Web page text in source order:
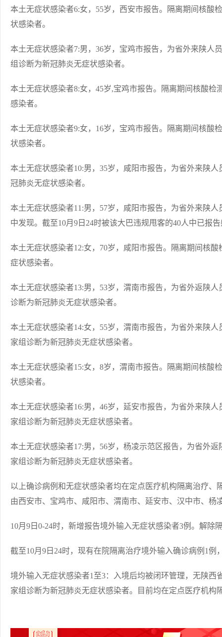
本土无症状感染者6:女，55岁，西安市报告。隔离期间核酸
状感染者。
本土无症状感染者7:男，36岁，宝鸡市报告，为省外来陕人
组诊断为新冠肺炎无症状感染者。
本土无症状感染者8:女，45岁,宝鸡市报告。隔离期间核酸
感染者。
本土无症状感染者9:女，16岁，宝鸡市报告。隔离期间核酸
状感染者。
本土无症状感染者10:男，35岁，咸阳市报告，为省外来陕
冠肺炎无症状感染者。
本土无症状感染者11:男，57岁，咸阳市报告，为省外来陕
中发现。截至10月9日24时被该大巴违规甩客的40人中已报
本土无症状感染者12:女，70岁，咸阳市报告。隔离期间核
症状感染者。
本土无症状感染者13:男，53岁，渭南市报告，为省外返陕
诊断为新冠肺炎无症状感染者。
本土无症状感染者14:女，55岁，渭南市报告，为省外来陕
家组诊断为新冠肺炎无症状感染者。
本土无症状感染者15:女，8岁，渭南市报告。隔离期间核酸
状感染者。
本土无症状感染者16:男，46岁，延安市报告，为省外来陕
家组诊断为新冠肺炎无症状感染者。
本土无症状感染者17:男，56岁，杨凌示范区报告，为省外
家组诊断为新冠肺炎无症状感染者。
以上确诊病例和无症状感染者均在定点医疗机构隔离治疗
由西安市、宝鸡市、咸阳市、渭南市、延安市、汉中市、杨
10月9日0-24时，新增报告境外输入无症状感染者3例。解除
截至10月9日24时，现有在院隔离治疗境外输入确诊病例1例
境外输入无症状感染者1至3：入境后均被闭环管理，无陕
家组诊断为新冠肺炎无症状感染者。目前均在定点医疗机构